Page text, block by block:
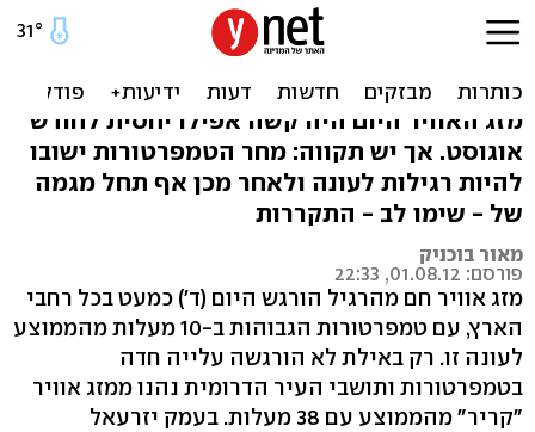
תם השרב הגדול: הקלה עד
לסוף השבוע
מזג האוויר היום היה קשה אפילו יחסית לחודש
אוגוסט. אך יש תקווה: מחר הטמפרטורות ישובו
להיות רגילות לעונה ולאחר מכן אף תחל מגמה
של - שימו לב - התקררות
מאור בוכניק
פורסם: 01.08.12, 22:33
מזג אוויר חם מהרגיל הורגש היום (ד') כמעט בכל רחבי
הארץ, עם טמפרטורות הגבוהות ב-10 מעלות מהממוצע
לעונה זו. רק באילת לא הורגשה עלייה חדה
בטמפרטורות ותושבי העיר הדרומית נהנו ממזג אוויר
"קריר" מהממוצע עם 38 מעלות. בעמק יזרעאל